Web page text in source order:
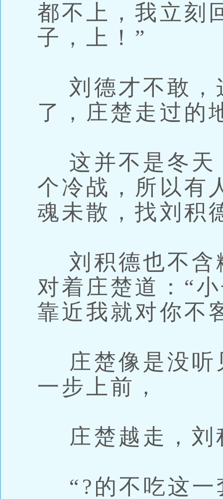
都不上，我立刻
子，上！”
刘德才不敢，
了，庄楚走过的
这并不是冬天
个冷战，所以有
魂未散，找刘积
刘积德也不含
对着庄楚道：“
靠近我就对你不
庄楚像是没听
一步上前，
庄楚越走，刘
“?的不吃这一